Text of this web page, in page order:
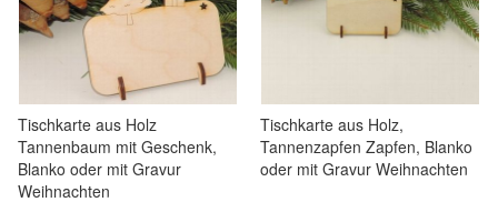
Tischkarte aus Holz
Tannenbaum mit Geschenk,
Blanko oder mit Gravur
Weihnachten
Tischkarte aus Holz,
Tannenzapfen Zapfen, Blanko
oder mit Gravur Weihnachten